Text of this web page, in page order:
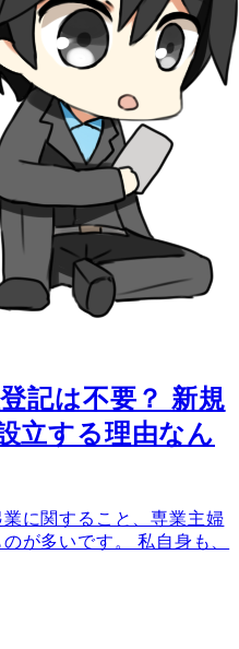
記は不要？ 新規
立する理由なん
に関すること、専業主婦
が多いです。 私自身も、